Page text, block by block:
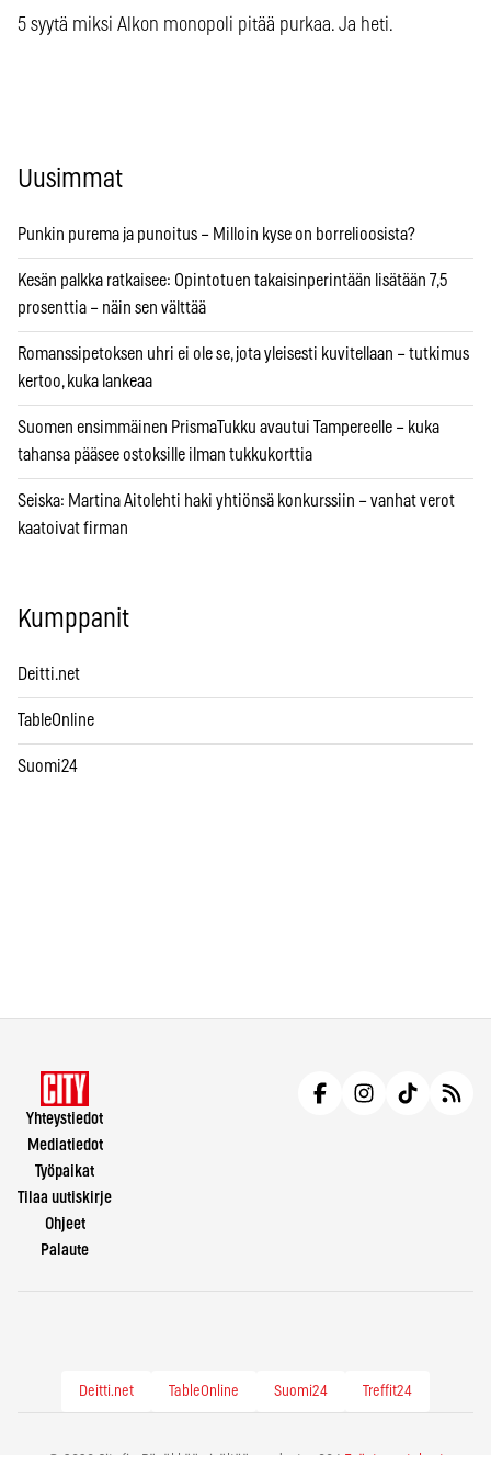
5 syytä miksi Alkon monopoli pitää purkaa. Ja heti.
Uusimmat
Punkin purema ja punoitus – Milloin kyse on borrelioosista?
Kesän palkka ratkaisee: Opintotuen takaisinperintään lisätään 7,5
prosenttia – näin sen välttää
Romanssipetoksen uhri ei ole se, jota yleisesti kuvitellaan – tutkimus
kertoo, kuka lankeaa
Suomen ensimmäinen PrismaTukku avautui Tampereelle – kuka
tahansa pääsee ostoksille ilman tukkukorttia
Seiska: Martina Aitolehti haki yhtiönsä konkurssiin – vanhat verot
kaatoivat firman
Kumppanit
Deitti.net
TableOnline
Suomi24
Yhteystiedot
Mediatiedot
Työpaikat
Tilaa uutiskirje
Ohjeet
Palaute
Deitti.net TableOnline Suomi24 Treffit24